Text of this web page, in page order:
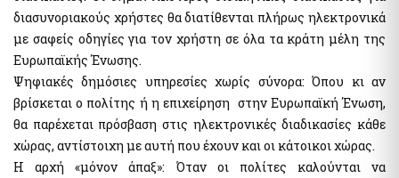
διασυνοριακούς χρήστες θα διατίθενται πλήρως ηλεκτρονικά
με σαφείς οδηγίες για τον χρήστη σε όλα τα κράτη μέλη της
Ευρωπαϊκής Ένωσης.
Ψηφιακές δημόσιες υπηρεσίες χωρίς σύνορα: Όπου κι αν
βρίσκεται ο πολίτης ή η επιχείρηση στην Ευρωπαϊκή Ένωση,
θα παρέχεται πρόσβαση στις ηλεκτρονικές διαδικασίες κάθε
χώρας, αντίστοιχη με αυτή που έχουν και οι κάτοικοι χώρας.
H αρχή «μόνον άπαξ»: Όταν οι πολίτες καλούνται να